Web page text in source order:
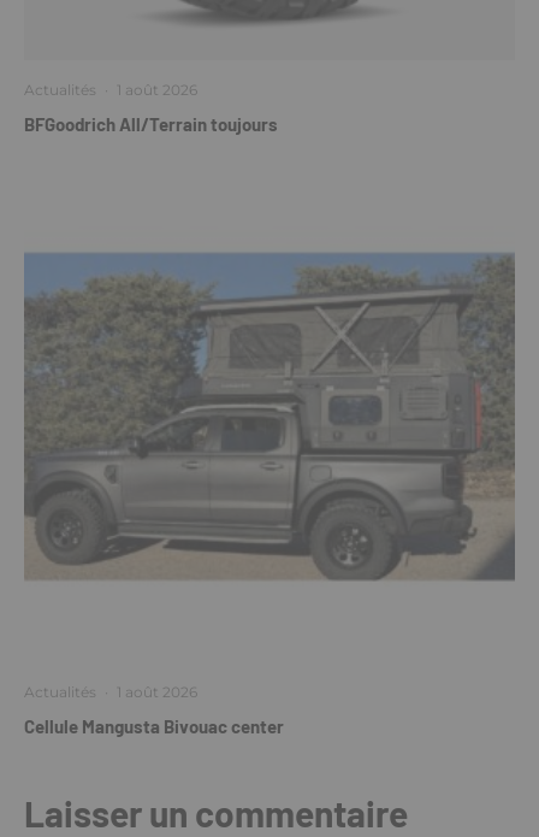
Actualités · 1 août 2026
BFGoodrich All/Terrain toujours
Actualités · 1 août 2026
Cellule Mangusta Bivouac center
Laisser un commentaire